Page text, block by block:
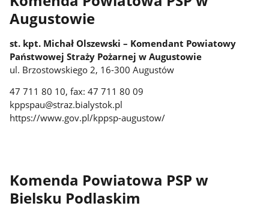
Augustowie
st. kpt. Michał Olszewski – Komendant Powiatowy
Państwowej Straży Pożarnej w Augustowie
ul. Brzostowskiego 2, 16-300 Augustów
47 711 80 10, fax: 47 711 80 09
kppspau@straz.bialystok.pl
https://www.gov.pl/kppsp-augustow/
Komenda Powiatowa PSP w
Bielsku Podlaskim